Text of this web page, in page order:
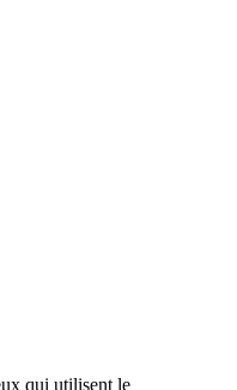
qui utilisent le